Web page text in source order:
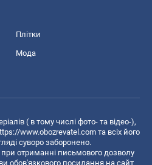
Плітки
Мода
( в тому числі фото- та відео-),
www.obozrevatel.com та всіх його
суворо заборонено.
отриманні письмового дозволу
обов'язкового посилання на сайт